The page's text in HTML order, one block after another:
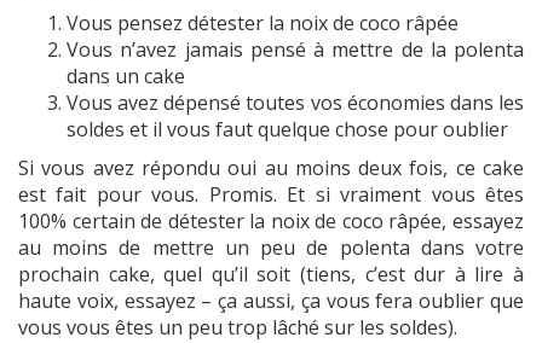
Vous pensez détester la noix de coco râpée
Vous n’avez jamais pensé à mettre de la polenta
dans un cake
Vous avez dépensé toutes vos économies dans les
soldes et il vous faut quelque chose pour oublier
Si vous avez répondu oui au moins deux fois, ce cake
est fait pour vous. Promis. Et si vraiment vous êtes
100% certain de détester la noix de coco râpée, essayez
au moins de mettre un peu de polenta dans votre
prochain cake, quel qu’il soit (tiens, c’est dur à lire à
haute voix, essayez – ça aussi, ça vous fera oublier que
vous vous êtes un peu trop lâché sur les soldes).